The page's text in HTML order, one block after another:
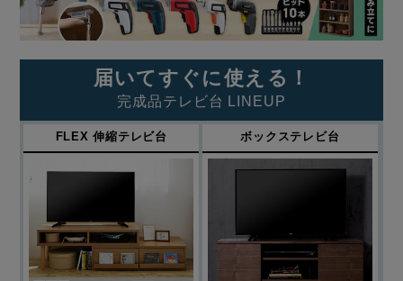
届いてすぐに使える！
完成品テレビ台 LINEUP
FLEX 伸縮テレビ台 ボックステレビ台